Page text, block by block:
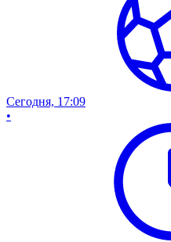
Сегодня, 17:09
•